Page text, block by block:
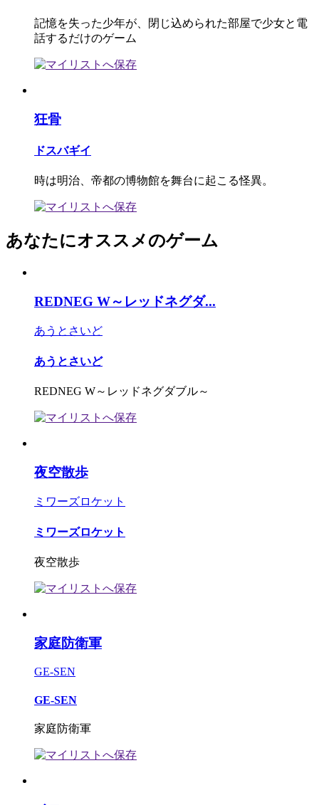
記憶を失った少年が、閉じ込められた部屋で少女と電
話するだけのゲーム
狂骨
ドスバギイ
時は明治、帝都の博物館を舞台に起こる怪異。
あなたにオススメのゲーム
REDNEG W～レッドネグダ...
あうとさいど
あうとさいど
REDNEG W～レッドネグダブル～
夜空散歩
ミワーズロケット
ミワーズロケット
夜空散歩
家庭防衛軍
GE-SEN
GE-SEN
家庭防衛軍